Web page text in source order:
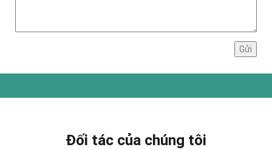
Đối tác của chúng tôi